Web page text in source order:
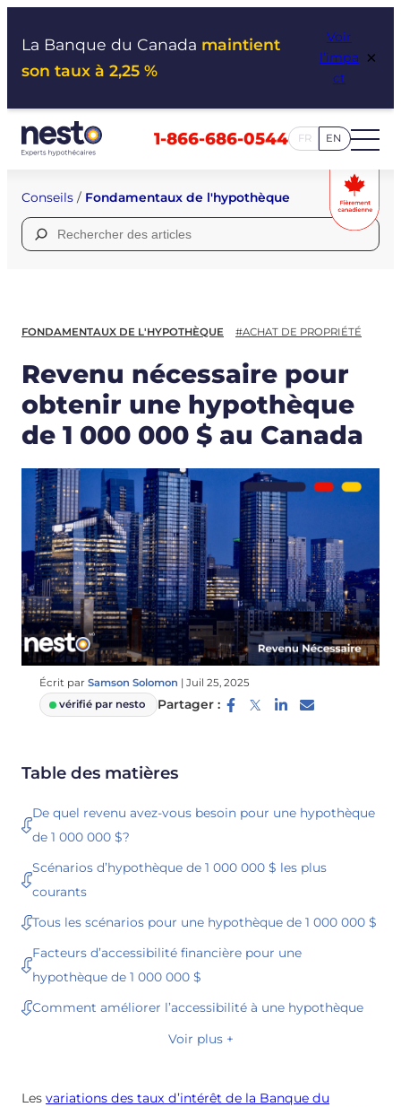
La Banque du Canada maintient
son taux à 2,25 %
Voir
l’impa
ct
×
1-866-686-0544 FR EN
Conseils / Fondamentaux de l'hypothèque
Rechercher :
FONDAMENTAUX DE L'HYPOTHÈQUE #ACHAT DE PROPRIÉTÉ
Revenu nécessaire pour
obtenir une hypothèque
de 1 000 000 $ au Canada
Écrit par Samson Solomon | Juil 25, 2025
vérifié par nesto
Partager :
Table des matières
De quel revenu avez-vous besoin pour une hypothèque
de 1 000 000 $?
Scénarios d’hypothèque de 1 000 000 $ les plus
courants
Tous les scénarios pour une hypothèque de 1 000 000 $
Facteurs d’accessibilité financière pour une
hypothèque de 1 000 000 $
Comment améliorer l’accessibilité à une hypothèque
Voir plus +
Les variations des taux d’intérêt de la Banque du